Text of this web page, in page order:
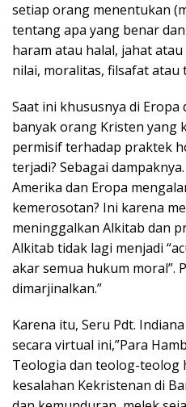
setiap orang menentukan
tentang apa yang benar
haram atau halal, jahat
nilai, moralitas, filsafat atau
Saat ini khususnya di Eropa
banyak orang Kristen yang
permisif terhadap praktek
terjadi? Sebagai
Amerika dan Eropa
kemerosotan? Ini karena
meninggalkan Alkitab dan
Alkitab tidak lagi menjadi
akar semua hukum moral”.
dimarjinalkan.”
Karena itu, Seru Pdt.
secara virtual ini,”Para
Teologia dan teolog-teolog
kesalahan Kekristenan di